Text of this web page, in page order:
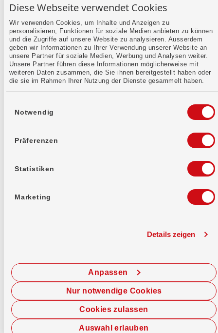
Diese Webseite verwendet Cookies
Wir verwenden Cookies, um Inhalte und Anzeigen zu
personalisieren, Funktionen für soziale Medien anbieten zu können
und die Zugriffe auf unsere Website zu analysieren. Ausserdem
geben wir Informationen zu Ihrer Verwendung unserer Website an
unsere Partner für soziale Medien, Werbung und Analysen weiter.
Unsere Partner führen diese Informationen möglicherweise mit
weiteren Daten zusammen, die Sie ihnen bereitgestellt haben oder
die sie im Rahmen Ihrer Nutzung der Dienste gesammelt haben.
Notwendig
Präferenzen
Statistiken
Marketing
Details zeigen
Cookies zulassen
Anpassen
Auswahl erlauben
Nur notwendige Cookies
Mehr erfahren
Kontaktformular
Jetzt chatten